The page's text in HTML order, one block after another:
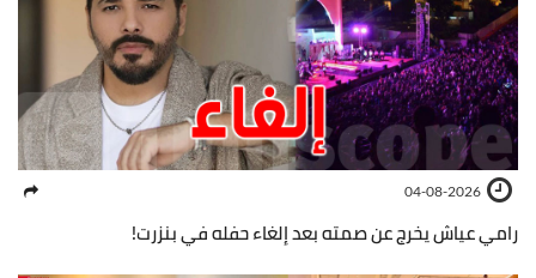
04-08-2026
رامي عياش يخرج عن صمته بعد إلغاء حفله في بنزرت!